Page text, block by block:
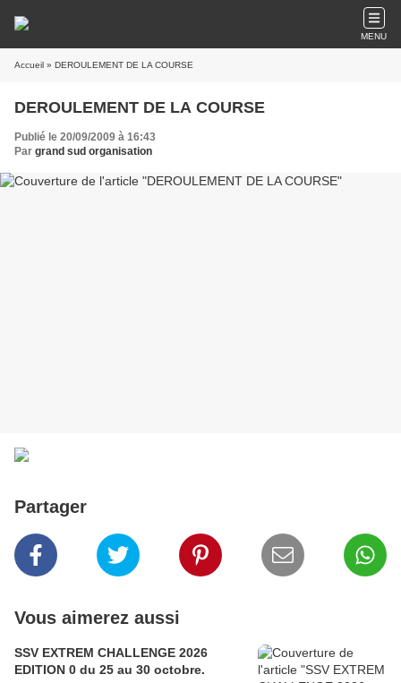
MENU
Accueil » DEROULEMENT DE LA COURSE
DEROULEMENT DE LA COURSE
Publié le 20/09/2009 à 16:43
Par grand sud organisation
Partager
Vous aimerez aussi
SSV EXTREM CHALLENGE 2026
EDITION 0 du 25 au 30 octobre.